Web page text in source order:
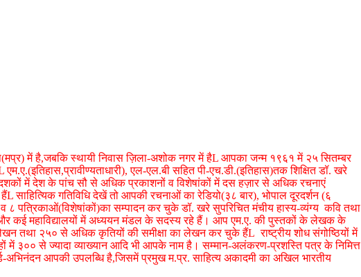
में है,जबकि स्थायी निवास ज़िला-अशोक नगर में हैL आपका जन्म १९६१ में २५ सितम्बर
एल-एल.बी सहित पी-एच.डी.(इतिहास)तक शिक्षित डॉ. खरे
दशकों में देश के पांच सौ से अधिक प्रकाशनों व विशेषांकों में दस हज़ार से अधिक रचनाएं
गतिविधि देखें तो आपकी रचनाओं का रेडियो(३८ बार), भोपाल दूरदर्शन (६
पत्रिकाओं(विशेषांकों)का सम्पादन कर चुके डॉ. खरे सुपरिचित मंचीय हास्य-व्यंग्य कवि तथा
कई महाविद्यालयों में अध्ययन मंडल के सदस्य रहे हैं। आप एम.ए. की पुस्तकों के लेखक के
तथा २५० से अधिक कृतियों की समीक्षा का लेखन कर चुके हैंL राष्ट्रीय शोध संगोष्ठियों में
में ३०० से ज्यादा व्याख्यान आदि भी आपके नाम है। सम्मान-अलंकरण-प्रशस्ति पत्र के निमित्त
अभिनंदन आपकी उपलब्धि है,जिसमें प्रमुख म.प्र. साहित्य अकादमी का अखिल भारतीय